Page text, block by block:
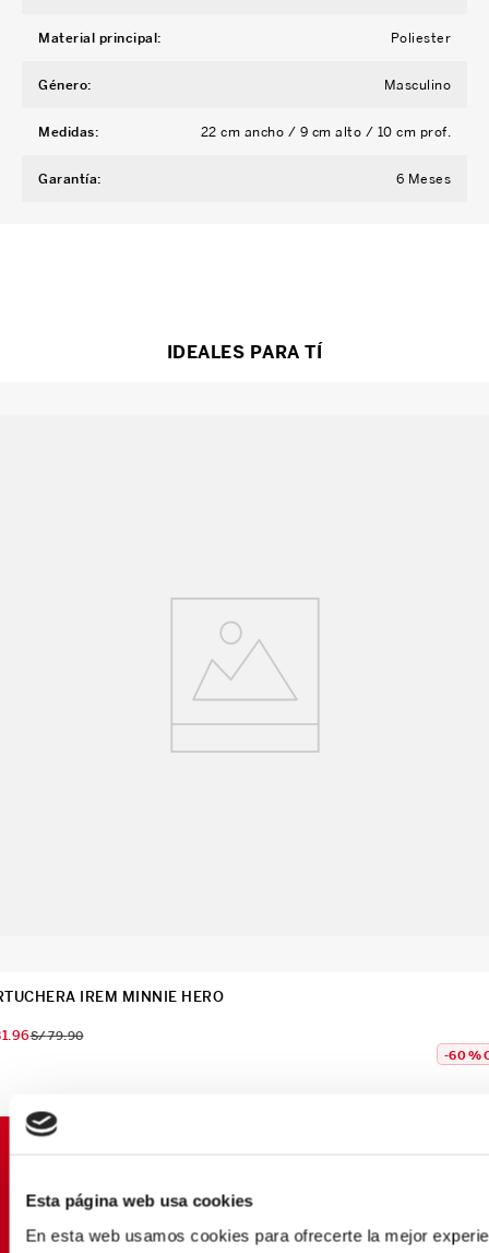
Esta página web usa cookies
En esta web usamos cookies para ofrecerte la mejor
Material principal: Poliester
Género: Masculino
Medidas: 22 cm ancho / 9 cm alto / 10 cm prof.
Garantía: 6 Meses
IDEALES PARA TÍ
IREM MINNIE HERO
.96S/79.90
-60 %
PROMOCIONES EXCLUSIVAS
Déjanos tu email y seras el primero en enterarte de